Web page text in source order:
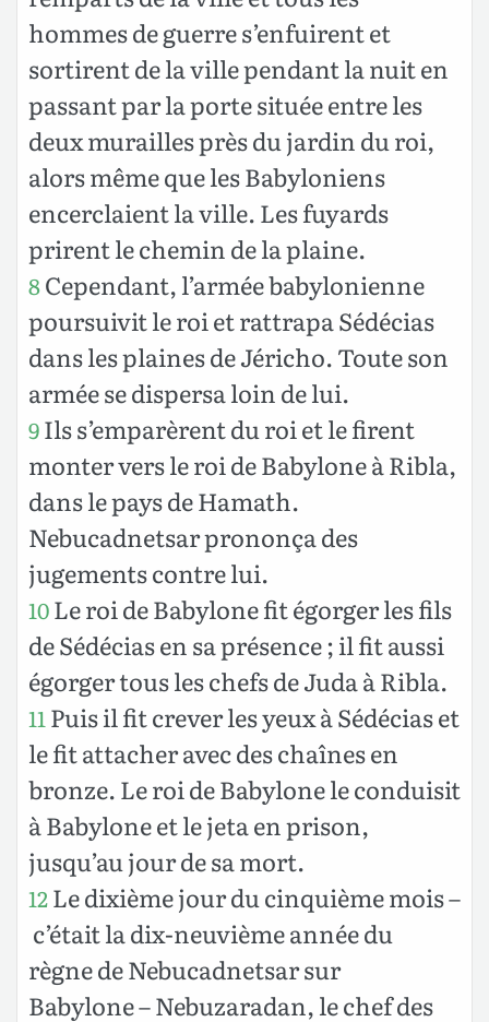
hommes de guerre s’enfuirent et
sortirent de la ville pendant la nuit en
passant par la porte située entre les
deux murailles près du jardin du roi,
alors même que les Babyloniens
encerclaient la ville. Les fuyards
prirent le chemin de la plaine.
8Cependant, l’armée babylonienne
poursuivit le roi et rattrapa Sédécias
dans les plaines de Jéricho. Toute son
armée se dispersa loin de lui.
9Ils s’emparèrent du roi et le firent
monter vers le roi de Babylone à Ribla,
dans le pays de Hamath.
Nebucadnetsar prononça des
jugements contre lui.
10Le roi de Babylone fit égorger les fils
de Sédécias en sa présence ; il fit aussi
égorger tous les chefs de Juda à Ribla.
11Puis il fit crever les yeux à Sédécias et
le fit attacher avec des chaînes en
bronze. Le roi de Babylone le conduisit
à Babylone et le jeta en prison,
jusqu’au jour de sa mort.
12Le dixième jour du cinquième mois –
c’était la dix-neuvième année du
règne de Nebucadnetsar sur
Babylone – Nebuzaradan, le chef des